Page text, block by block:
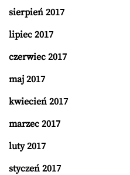
sierpień 2017
lipiec 2017
czerwiec 2017
maj 2017
kwiecień 2017
marzec 2017
luty 2017
styczeń 2017